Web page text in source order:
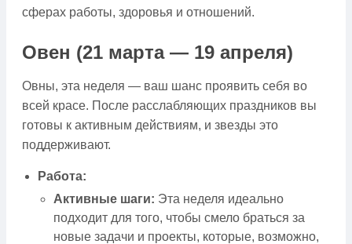
сферах работы, здоровья и отношений.
Овен (21 марта — 19 апреля)
Овны, эта неделя — ваш шанс проявить себя во
всей красе. После расслабляющих праздников вы
готовы к активным действиям, и звезды это
поддерживают.
Работа:
Активные шаги: Эта неделя идеально
подходит для того, чтобы смело браться за
новые задачи и проекты, которые, возможно,